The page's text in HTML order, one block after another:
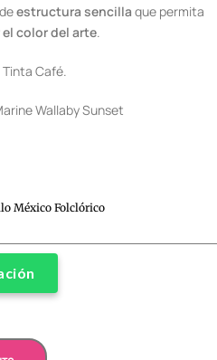
deestructura sencilla que permita
color del arte
Tinta Café.
Wallaby Sunset
México Folclórico